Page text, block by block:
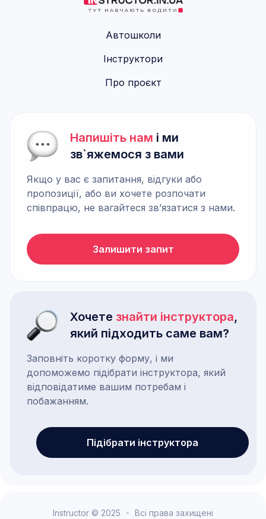
Автошколи
Інструктори
Про проєкт
Напишіть нам і ми
зв`яжемося з вами
Якщо у вас є запитання, відгуки або
пропозиції, або ви хочете розпочати
співпрацю, не вагайтеся зв’язатися з нами.
Залишити запит
Хочете знайти інструктора,
який підходить саме вам?
Заповніть коротку форму, і ми
допоможемо підібрати інструктора, який
відповідатиме вашим потребам і
побажанням.
Підібрати інструктора
Instructor © 2025
Всі права захищені